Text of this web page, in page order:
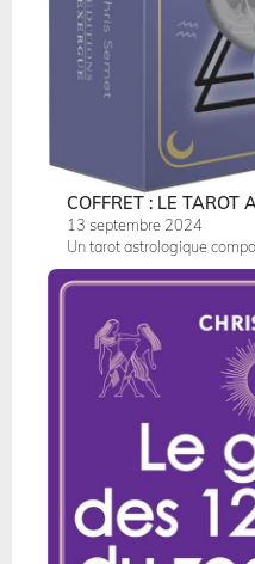
COFFRET : LE TAROT
13 septembre 2024
Un tarot astrologique